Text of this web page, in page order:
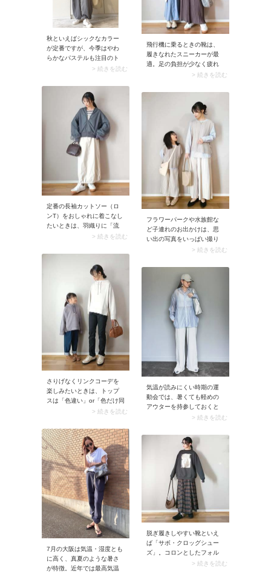
飛行機に乗るときの靴は、
履きなれたスニーカーが最
適。足の負担が少なく疲れ
にくいので、フライト中の
すよ。サッと脱ぎ履きしや
すいスリッポンも◎。
> 続きを読む
秋といえばシックなカラー
が定番ですが、今季はやわ
らかなパステルも注目のト
レンド。クリーンで爽やか
ら、存在感を引き立てるシ
ャツスタイルで楽しむのが
おすすめです。このときラ
フなスウェットでカジュア
ルダウンすると、デイリー
にも取り入れやすくなりま
> 続きを読む
定番の長袖カットソー（ロ
ンT）をおしゃれに着こなし
たいときは、羽織りに「流
行りのブルゾン」をチョイ
アー・チュール生地、ノー
カラーやボリューム袖がお
すすめ。旬のデザインを盛
り込んだブルゾンはトレン
ド感たっぷり。羽織るだけ
で今どきのルックスに決ま
りますよ。
> 続きを読む
フラワーパークや水族館な
ど子連れのお出かけは、思
い出の写真をいっぱい撮り
たいものです。そんな日の
トトーンで合わせてみまし
ょう。すべてお揃いにしな
くても、配色をなんとなく
寄せるだけでも素敵です
よ。ママにおすすめなのが
軽やかなプリーツワイドパ
ンツ。アクティブなシーン
でも気軽に取り入れられま
> 続きを読む
さりげなくリンクコーデを
楽しみたいときは、トップ
スは「色違い」or「色だけ同
じ」ものを選んでみて。ス
ーカーや、ママのブラウス
とキッズのトップスを同じ
色にするなど、あえて同じ
服で揃えないことでペアル
ック感が控えめに。自然体
の親子リンクコーデが完成
します。
> 続きを読む
気温が読みにくい時期の運
動会では、暑くても軽めの
アウターを持参しておくと
安心。そこでおすすめなの
を集めるシアーシャツで
す。羽織るだけであか抜け
て見えるから、手持ちのシ
アーシャツがあればぜひ運
動会に活用しましょう。
> 続きを読む
7月の大阪は気温・湿度とも
に高く、真夏のような暑さ
が特徴。近年では最高気温
脱ぎ履きしやすい靴といえ
ば「サボ・クロッグシュー
ズ」。コロンとしたフォル
ムは大人可愛く決まる上
> 続きを読む